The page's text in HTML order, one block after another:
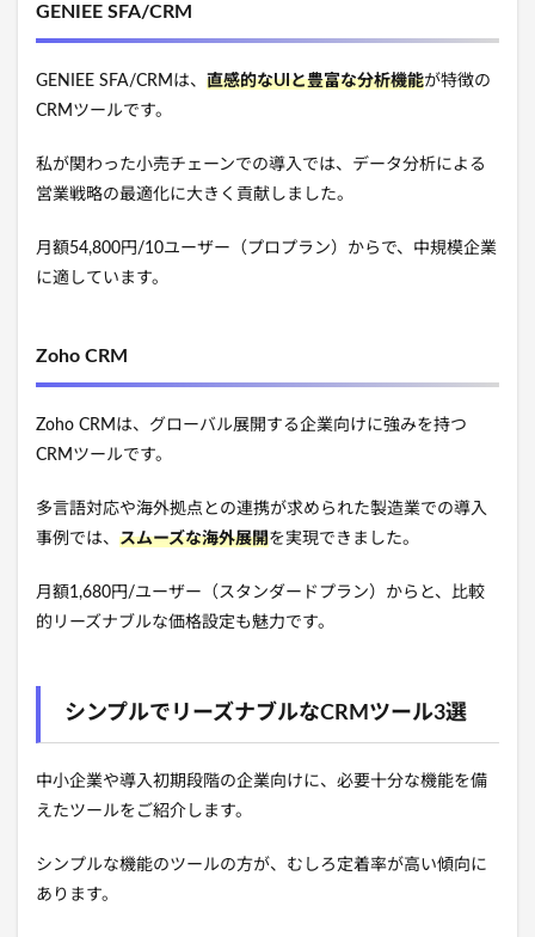
GENIEE SFA/CRM
GENIEE SFA/CRMは、 直感的なUIと豊富な分析機能が特徴の
CRMツールです。
私が関わった小売チェーンでの導入では、データ分析による
営業戦略の最適化に大きく貢献しました。
月額54,800円/10ユーザー（プロプラン）からで、中規模企業
に適しています。
Zoho CRM
Zoho CRMは、グローバル展開する企業向けに強みを持つ
CRMツールです。
多言語対応や海外拠点との連携が求められた製造業での導入
事例では、 スムーズな海外展開を実現できました。
月額1,680円/ユーザー（スタンダードプラン）からと、比較
的リーズナブルな価格設定も魅力です。
シンプルでリーズナブルなCRMツール3選
中小企業や導入初期段階の企業向けに、必要十分な機能を備
えたツールをご紹介します。
シンプルな機能のツールの方が、むしろ定着率が高い傾向に
あります。